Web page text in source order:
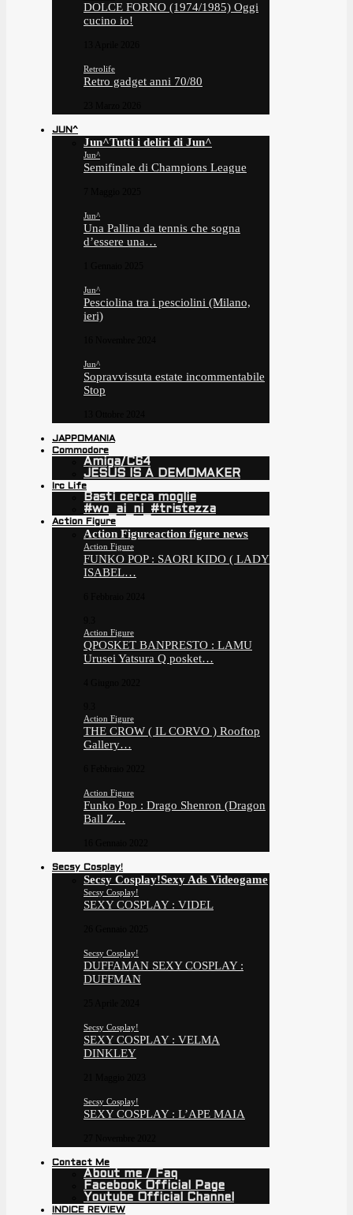
DOLCE FORNO (1974/1985) Oggi
cucino io!
Retrolife
Retro gadget anni 70/80
JUN^
Jun^Tutti i deliri di Jun^
Jun^
Semifinale di Champions League
Jun^
Una Pallina da tennis che sogna
d’essere una…
Jun^
Pesciolina tra i pesciolini (Milano,
ieri)
Jun^
Sopravvissuta estate incommentabile
Stop
JAPPOMANIA
Commodore
Amiga/C64
JESUS IS A DEMOMAKER
Irc Life
Basti cerca moglie
#wo_ai_ni_#tristezza
Action Figure
Action Figureaction figure news
Action Figure
FUNKO POP : SAORI KIDO ( LADY
ISABEL…
Action Figure
QPOSKET BANPRESTO : LAMU
Urusei Yatsura Q posket…
Action Figure
THE CROW ( IL CORVO ) Rooftop
Gallery…
Action Figure
Funko Pop : Drago Shenron (Dragon
Ball Z…
Secsy Cosplay!
Secsy Cosplay!Sexy Ads Videogame
Secsy Cosplay!
SEXY COSPLAY : VIDEL
Secsy Cosplay!
DUFFAMAN SEXY COSPLAY :
DUFFMAN
Secsy Cosplay!
SEXY COSPLAY : VELMA
DINKLEY
Secsy Cosplay!
SEXY COSPLAY : L’APE MAIA
Contact Me
About me / Faq
Facebook Official Page
Youtube Official Channel
INDICE REVIEW